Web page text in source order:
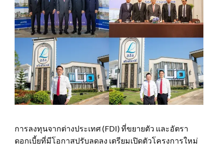
การลงทุนจากต่างประเทศ (FDI) ที่ขยายตัว และอัตรา
ดอกเบี้ยที่มีโอกาสปรับลดลง เตรียมเปิดตัวโครงการใหม่